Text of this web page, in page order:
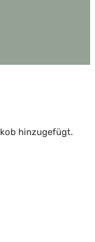
hinzugefügt.